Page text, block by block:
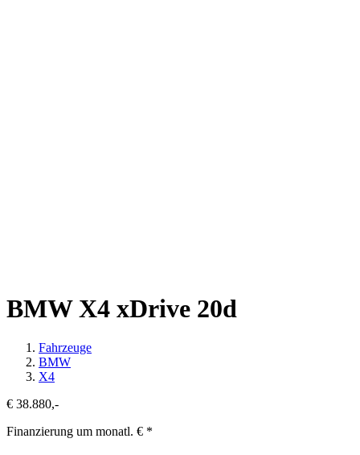
BMW X4 xDrive 20d
Fahrzeuge
BMW
X4
€ 38.880,-
Finanzierung um monatl. € *